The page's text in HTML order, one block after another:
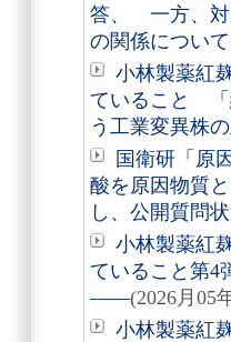
答、 一方、対
の関係について
小林製薬紅
ていること 「
う工業変異株
国衛研「原
酸を原因物質
し、公開質問
小林製薬紅
ていること第
――(2026月05
小林製薬紅